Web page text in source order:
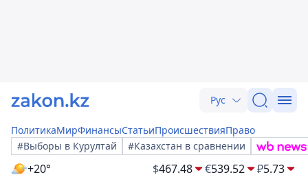
Рус
ПолитикаМирФинансыСтатьиПроисшествияПраво
#Выборы в Курултай
#Казахстан в сравнении
+20° $467.48 €539.52 ₽5.73